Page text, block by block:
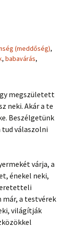
(meddőség),
, babavárás,
megszületett
neki. Akár a te
Beszélgetünk
tud válaszolni
várja, a
énekel neki,
már, a testvérek
világítják